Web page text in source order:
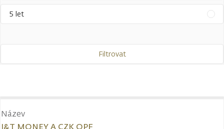
5 let
Filtrovat
Název
J&T MONEY A CZK OPF